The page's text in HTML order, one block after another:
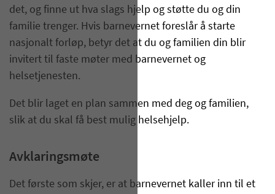
det, og finne ut hva slags hjelp og støtte du og din
familie trenger. Hvis barnevernet foreslår å starte
nasjonalt forløp, betyr det at du og familien din blir
invitert til faste møter med barnevernet og
helsetjenesten.
Det blir laget en plan sammen med deg og familien,
slik at du skal få best mulig helsehjelp.
Avklaringsmøte
Det første som skjer, er at barnevernet kaller inn til et